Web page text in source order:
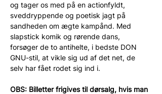
og tager os med på en actionfyldt,
sveddryppende og poetisk jagt på
sandheden om ægte kampånd. Med
slapstick komik og rørende dans,
forsøger de to antihelte, i bedste DON
GNU-stil, at vikle sig ud af det net, de
selv har fået rodet sig ind i.
OBS: Billetter frigives til dørsalg, hvis man